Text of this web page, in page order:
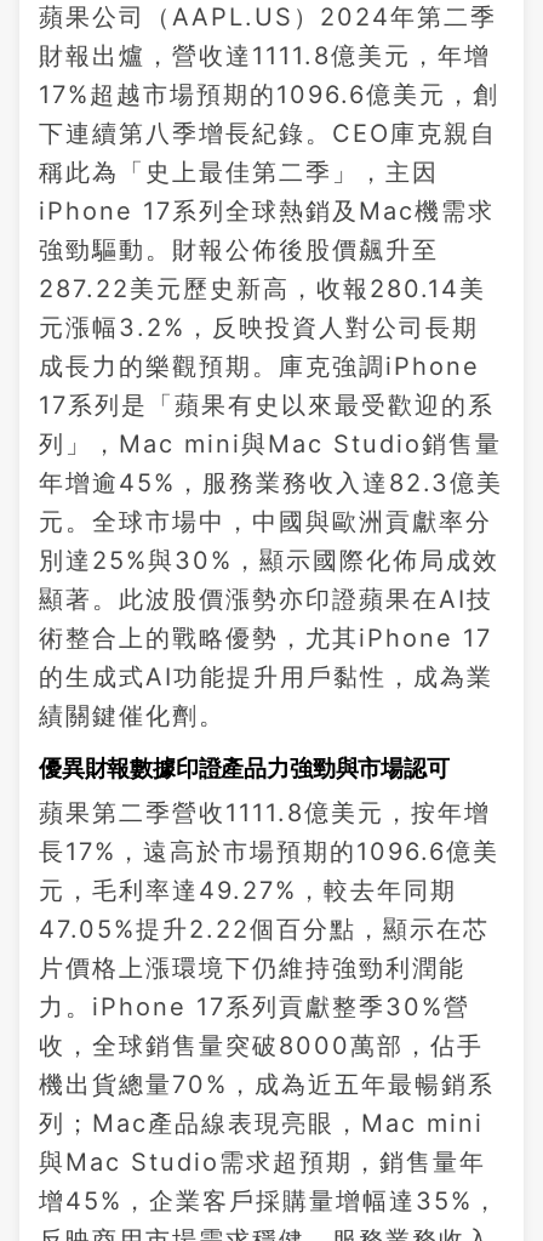
蘋果公司（AAPL.US）2024年第二季
財報出爐，營收達1111.8億美元，年增
17%超越市場預期的1096.6億美元，創
下連續第八季增長紀錄。CEO庫克親自
稱此為「史上最佳第二季」，主因
iPhone 17系列全球熱銷及Mac機需求
強勁驅動。財報公佈後股價飆升至
287.22美元歷史新高，收報280.14美
元漲幅3.2%，反映投資人對公司長期
成長力的樂觀預期。庫克強調iPhone
17系列是「蘋果有史以來最受歡迎的系
列」，Mac mini與Mac Studio銷售量
年增逾45%，服務業務收入達82.3億美
元。全球市場中，中國與歐洲貢獻率分
別達25%與30%，顯示國際化佈局成效
顯著。此波股價漲勢亦印證蘋果在AI技
術整合上的戰略優勢，尤其iPhone 17
的生成式AI功能提升用戶黏性，成為業
績關鍵催化劑。
優異財報數據印證產品力強勁與市場認可
蘋果第二季營收1111.8億美元，按年增
長17%，遠高於市場預期的1096.6億美
元，毛利率達49.27%，較去年同期
47.05%提升2.22個百分點，顯示在芯
片價格上漲環境下仍維持強勁利潤能
力。iPhone 17系列貢獻整季30%營
收，全球銷售量突破8000萬部，佔手
機出貨總量70%，成為近五年最暢銷系
列；Mac產品線表現亮眼，Mac mini
與Mac Studio需求超預期，銷售量年
增45%，企業客戶採購量增幅達35%，